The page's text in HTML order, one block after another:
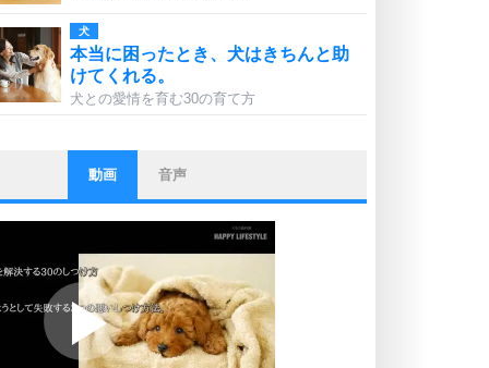
犬
本当に困ったとき、犬はきちんと助
けてくれる。
犬との愛情を育む30の育て方
ストレス対策
他人と比べない。
いっそのこと、他人を見ない。
プラス思考
ポジティブになれない原因は、行動
しないから。
ポジティブ思考になる30の方法
動画 音声